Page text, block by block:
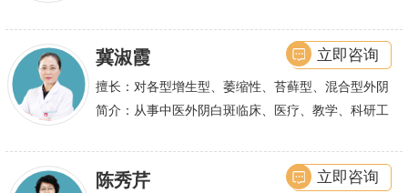
冀淑霞
擅长：对各型增生型、萎缩性、苔藓型、混合型外阴
白斑的诊治
简介：从事中医外阴白斑临床、医疗、教学、科研工
立即咨询
陈秀芹 立即咨询